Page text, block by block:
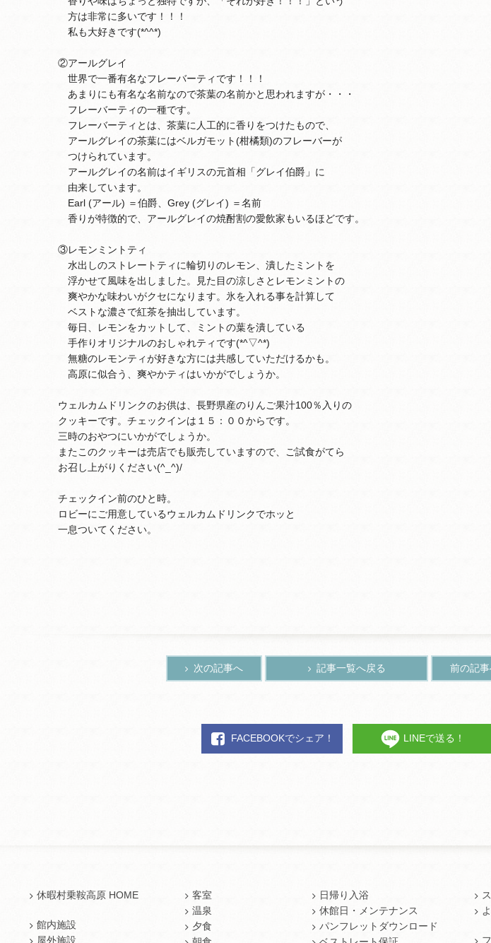
方は非常に多いです！！！
私も大好きです(*^^*)
②アールグレイ
世界で一番有名なフレーバーティです！！！
あまりにも有名な名前なので茶葉の名前かと思われますが・・・
フレーバーティの一種です。
フレーバーティとは、茶葉に人工的に香りをつけたもので、
アールグレイの茶葉にはベルガモット(柑橘類)のフレーバーが
つけられています。
アールグレイの名前はイギリスの元首相「グレイ伯爵」に
由来しています。
Earl (アール) ＝伯爵、Grey (グレイ) ＝名前
香りが特徴的で、アールグレイの焼酎割の愛飲家もいるほどです。
③レモンミントティ
水出しのストレートティに輪切りのレモン、潰したミントを
浮かせて風味を出しました。見た目の涼しさとレモンミントの
爽やかな味わいがクセになります。氷を入れる事を計算して
ベストな濃さで紅茶を抽出しています。
毎日、レモンをカットして、ミントの葉を潰している
手作りオリジナルのおしゃれティです(*^▽^*)
無糖のレモンティが好きな方には共感していただけるかも。
高原に似合う、爽やかティはいかがでしょうか。
ウェルカムドリンクのお供は、長野県産のりんご果汁100％入りの
クッキーです。チェックインは１５：００からです。
三時のおやつにいかがでしょうか。
またこのクッキーは売店でも販売していますので、ご試食がてら
お召し上がりください(^_^)/
チェックイン前のひと時。
ロビーにご用意しているウェルカムドリンクでホッと
一息ついてください。
次の記事へ 記事一覧へ戻る 前の記
FACEBOOKでシェア！ LINEで送る！
休暇村乗鞍高原 HOME
館内施設
屋外施設
客室
温泉
夕食
日帰り入浴
休館日・メンテナンス
パンフレットダウンロード